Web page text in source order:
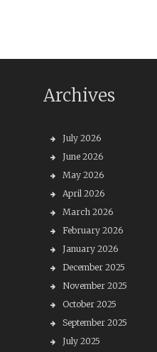
Archives
July 2026
June 2026
May 2026
April 2026
March 2026
February 2026
January 2026
December 2025
November 2025
October 2025
September 2025
July 2025